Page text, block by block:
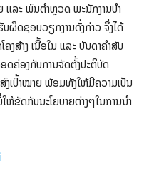
ແລະ ພົນຕໍາຫຼວດ ພະນັກງານບໍາ
ບຜິດຊອບວຽກງານດັ່ງກ່າວ ຈຶ່ງໄດ້
ສ້າງ ເນື້ອໃນ ແລະ ບັນດາຄໍາສັບ
ດຄ່ອງກັບການຈັດຕັ້ງປະຕິບັດ
ງເປົ້າໝາຍ ພ້ອມທັງໃຫ້ມີຄວາມເປັນ
ຂັດກັບນະໂຍບາຍຕ່າງໆໃນການນໍາ